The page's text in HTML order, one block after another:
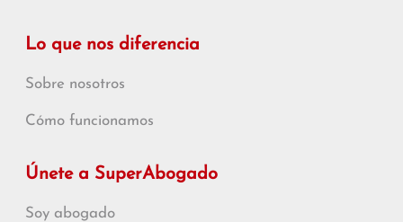
Lo que nos diferencia
Sobre nosotros
Cómo funcionamos
Únete a SuperAbogado
Soy abogado